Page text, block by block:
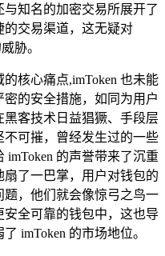
知名的加密交易所展开了
交易渠道，这无疑对
胁。
核心痛点,imToken 也未能
的安全措施，如同为用户
客技术日益猖獗、手段层
可摧，曾经发生过的一些
imToken 的声誉带来了沉重
了一巴掌，用户对钱包的
，他们就会像惊弓之鸟一
全可靠的钱包中，这也导
imToken 的市场地位。